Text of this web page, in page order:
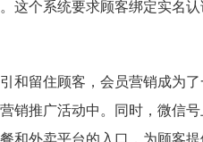
这个系统要求顾客绑定实名
和留住顾客，会员营销成为
销推广活动中。同时，微信
外卖平台的入口，为顾客提